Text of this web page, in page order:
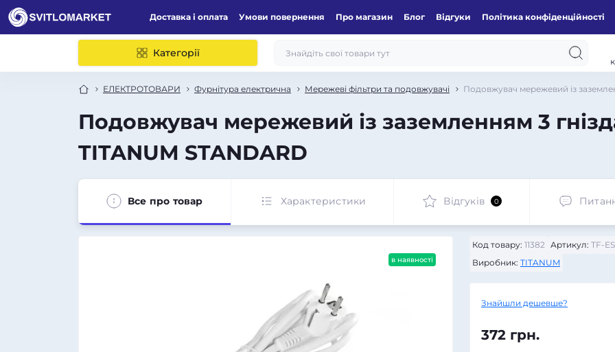
Доставка і оплата Умови повернення Про магазин Блог Відгуки Політика конфіденційності
Категорії
ЕЛЕКТРОТОВАРИ Фурнітура електрична Мережеві фільтри та подовжувачі Подовжувач мережевий із
Подовжувач мережевий із заземленням 3
TITANUM STANDARD
Все про товар Характеристики Відгуків 0
в наявності
Код товару: 11382 Артикул: TF-
Виробник: TITANUM
Знайшли дешевше?
372 грн.